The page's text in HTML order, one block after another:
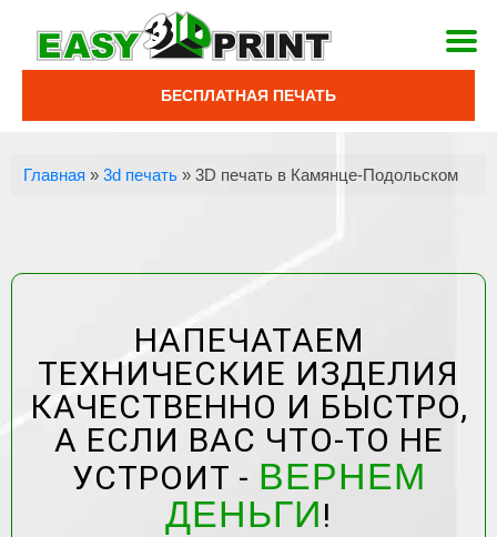
БЕСПЛАТНАЯ ПЕЧАТЬ
Главная »3d печать »3D печать в Камянце-Подольском
НАПЕЧАТАЕМ
ТЕХНИЧЕСКИЕ ИЗДЕЛИЯ
КАЧЕСТВЕННО И БЫСТРО,
А ЕСЛИ ВАС ЧТО-ТО НЕ
УСТРОИТ - ВЕРНЕМ
ДЕНЬГИ!